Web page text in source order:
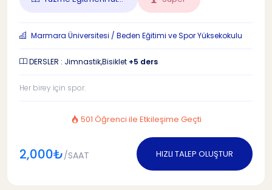
Marmara Üniversitesi / Beden Eğitimi ve Spor Yüksekokulu
DERSLER : Jimnastik,Bisiklet +5 ders
Her birey için spor.
501 Öğrenci ile Etkileşime Geçti
2,000₺/SAAT HIZLI TALEP OLUŞTUR